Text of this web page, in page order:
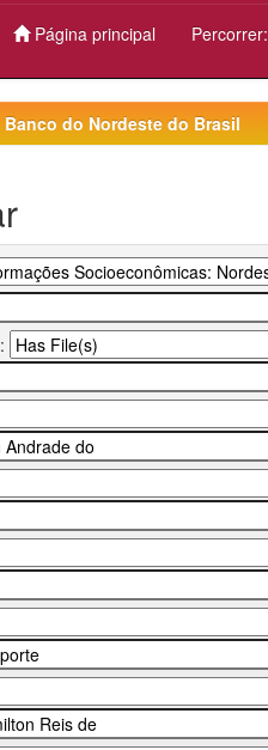
Página principal Percorrer:
Banco do Nordeste do Brasil